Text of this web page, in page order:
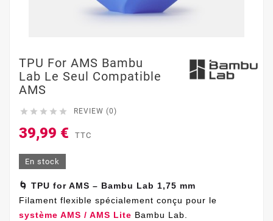
TPU For AMS Bambu
Lab Le Seul Compatible
AMS
     REVIEW (0)
39,99 € TTC
En stock
🌀 TPU for AMS – Bambu Lab 1,75 mm
Filament flexible spécialement conçu pour le
système AMS / AMS Lite Bambu Lab.